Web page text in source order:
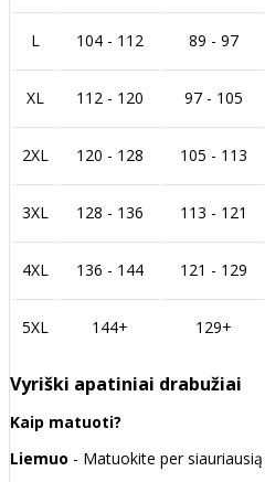
L 104 - 112 89 - 97
XL 112 - 120 97 - 105
2XL 120 - 128 105 - 113
3XL 128 - 136 113 - 121
4XL 136 - 144 121 - 129
5XL 144+ 129+
Vyriški apatiniai drabužiai
Kaip matuoti?
Liemuo - Matuokite per